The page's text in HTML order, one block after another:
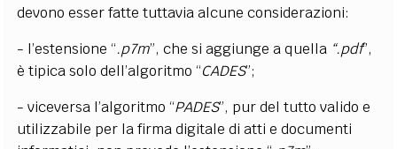
devono esser fatte tuttavia alcune considerazioni:
- l’estensione “.p7m”, che si aggiunge a quella “.pdf”,
è tipica solo dell’algoritmo “CADES”;
- viceversa l’algoritmo “PADES”, pur del tutto valido e
utilizzabile per la firma digitale di atti e documenti